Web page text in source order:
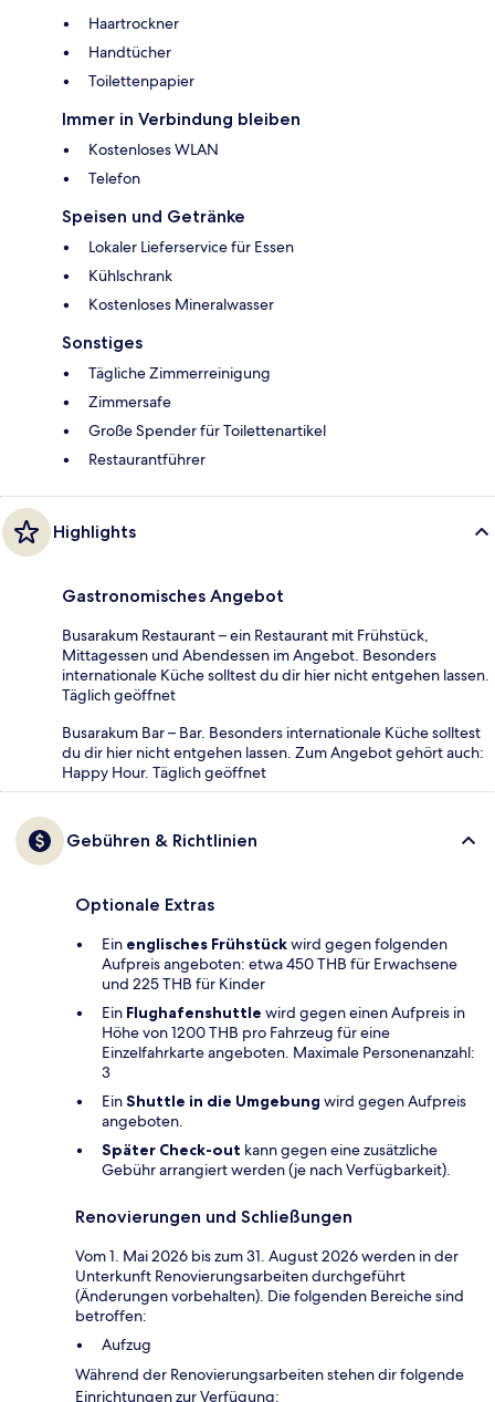
Haartrockner
Handtücher
Toilettenpapier
Immer in Verbindung bleiben
Kostenloses WLAN
Telefon
Speisen und Getränke
Lokaler Lieferservice für Essen
Kühlschrank
Kostenloses Mineralwasser
Sonstiges
Tägliche Zimmerreinigung
Zimmersafe
Große Spender für Toilettenartikel
Restaurantführer
Highlights
Gastronomisches Angebot
Busarakum Restaurant – ein Restaurant mit Frühstück,
Mittagessen und Abendessen im Angebot. Besonders
internationale Küche solltest du dir hier nicht entgehen lassen.
Täglich geöffnet
Busarakum Bar – Bar. Besonders internationale Küche solltest
du dir hier nicht entgehen lassen. Zum Angebot gehört auch:
Happy Hour. Täglich geöffnet
Gebühren & Richtlinien
Optionale Extras
Ein englisches Frühstückwird gegen folgenden
Aufpreis angeboten: etwa 450 THB für Erwachsene
und 225 THB für Kinder
Ein Flughafenshuttle wird gegen einen Aufpreis in
Höhe von 1200 THB pro Fahrzeug für eine
Einzelfahrkarte angeboten. Maximale Personenanzahl:
3
EinShuttle in die Umgebung wird gegen Aufpreis
angeboten.
Später Check-out kann gegen eine zusätzliche
Gebühr arrangiert werden (je nach Verfügbarkeit).
Renovierungen und Schließungen
Vom 1. Mai 2026 bis zum 31. August 2026 werden in der
Unterkunft Renovierungsarbeiten durchgeführt
(Änderungen vorbehalten). Die folgenden Bereiche sind
betroffen:
Aufzug
Während der Renovierungsarbeiten stehen dir folgende
Einrichtungen zur Verfügung: